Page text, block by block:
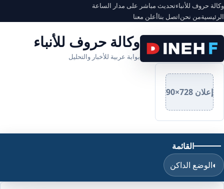
وكالة حروف للأنباءتحديث مباشر على مدار الساعة
الرئيسيةمن نحناتصل بناأعلن معنا
وكالة حروف للأنباء
بوابة عربية للأخبار والتحليل
إعلان 728×90
القائمة
◐الوضع الداكن